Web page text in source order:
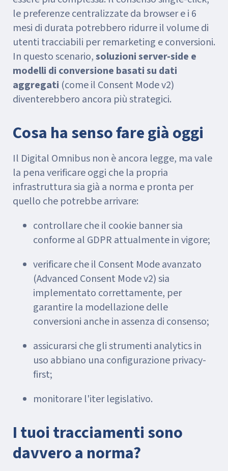
le preferenze centralizzate da browser e i 6
mesi di durata potrebbero ridurre il volume di
utenti tracciabili per remarketing e conversioni.
In questo scenario,soluzioni server-side e
modelli di conversione basati su dati
aggregati (come il Consent Mode v2)
diventerebbero ancora più strategici.
Cosa ha senso fare già oggi
Il Digital Omnibus non è ancora legge, ma vale
la pena verificare oggi che la propria
infrastruttura sia già a norma e pronta per
quello che potrebbe arrivare:
controllare che il cookie banner sia
conforme al GDPR attualmente in vigore;
verificare che il Consent Mode avanzato
(Advanced Consent Mode v2) sia
implementato correttamente, per
garantire la modellazione delle
conversioni anche in assenza di consenso;
assicurarsi che gli strumenti analytics in
uso abbiano una configurazione privacy-
first;
monitorare l'iter legislativo.
I tuoi tracciamenti sono
davvero a norma?